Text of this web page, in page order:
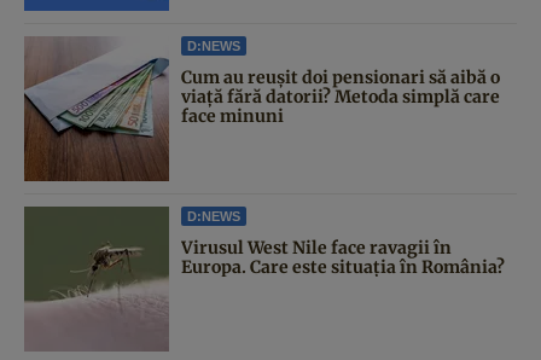
D:NEWS
Cum au reușit doi pensionari să aibă o
viață fără datorii? Metoda simplă care
face minuni
D:NEWS
Virusul West Nile face ravagii în
Europa. Care este situația în România?